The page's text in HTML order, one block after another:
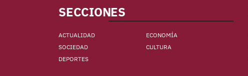
SECCIONES
ACTUALIDAD
ECONOMÍA
SOCIEDAD
CULTURA
DEPORTES